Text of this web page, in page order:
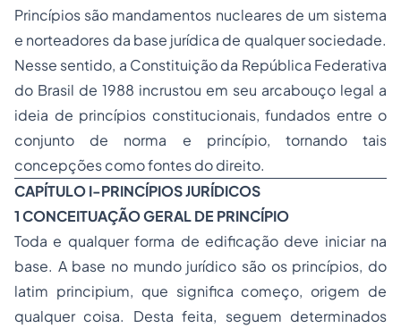
Princípios são mandamentos nucleares de um sistema
e norteadores da base jurídica de qualquer sociedade.
Nesse sentido, a Constituição da República Federativa
do Brasil de 1988 incrustou em seu arcabouço legal a
ideia de princípios constitucionais, fundados entre o
conjunto de norma e princípio, tornando tais
concepções como fontes do direito.
CAPÍTULO I-PRINCÍPIOS JURÍDICOS
1 CONCEITUAÇÃO GERAL DE PRINCÍPIO
Toda e qualquer forma de edificação deve iniciar na
base. A base no mundo jurídico são os princípios, do
latim principium, que significa começo, origem de
qualquer coisa. Desta feita, seguem determinados